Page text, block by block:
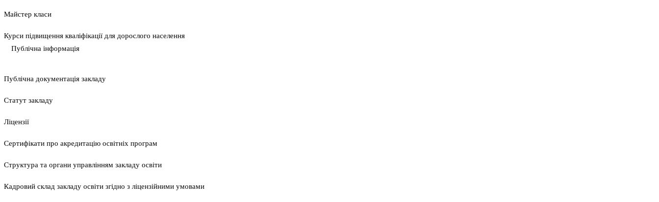
Майстер класи
Курси підвищення кваліфікації для дорослого населення
Публічна інформація
Публічна документація закладу
Статут закладу
Ліцензії
Сертифікати про акредитацію освітніх програм
Структура та органи управлінням закладу освіти
Кадровий склад закладу освіти згідно з ліцензійними умовами